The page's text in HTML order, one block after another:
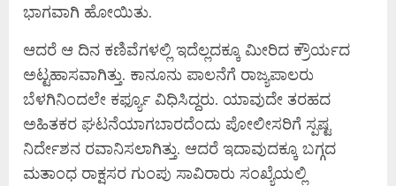
ಭಾಗವಾಗಿ ಹೋಯಿತು.
ಆದರೆ ಆ ದಿನ ಕಣಿವೆಗಳಲ್ಲಿ ಇದೆಲ್ಲದಕ್ಕೂ ಮೀರಿದ ಕ್ರೌರ್ಯದ
ಅಟ್ಟಹಾಸವಾಗಿತ್ತು. ಕಾನೂನು ಪಾಲನೆಗೆ ರಾಜ್ಯಪಾಲರು
ಬೆಳಗಿನಿಂದಲೇ ಕರ್ಫ್ಯೂ ವಿಧಿಸಿದ್ದರು. ಯಾವುದೇ ತರಹದ
ಅಹಿತಕರ ಘಟನೆಯಾಗಬಾರದೆಂದು ಪೋಲೀಸರಿಗೆ ಸ್ಪಷ್ಟ
ನಿರ್ದೇಶನ ರವಾನಿಸಲಾಗಿತ್ತು. ಆದರೆ ಇದಾವುದಕ್ಕೂ ಬಗ್ಗದ
ಮತಾಂಧ ರಾಕ್ಷಸರ ಗುಂಪು ಸಾವಿರಾರು ಸಂಖ್ಯೆಯಲ್ಲಿ